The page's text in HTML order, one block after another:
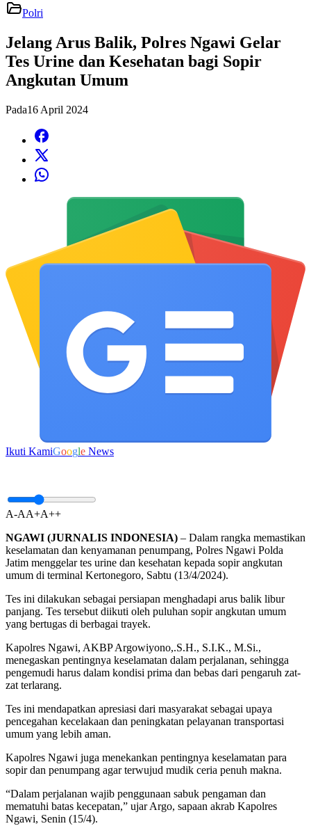
Polri
Jelang Arus Balik, Polres Ngawi Gelar
Tes Urine dan Kesehatan bagi Sopir
Angkutan Umum
Pada16 April 2024
Ikuti KamiGoogle News
A-AA+A++
NGAWI (JURNALIS INDONESIA) – Dalam rangka memastikan
keselamatan dan kenyamanan penumpang, Polres Ngawi Polda
Jatim menggelar tes urine dan kesehatan kepada sopir angkutan
umum di terminal Kertonegoro, Sabtu (13/4/2024).
Tes ini dilakukan sebagai persiapan menghadapi arus balik libur
panjang. Tes tersebut diikuti oleh puluhan sopir angkutan umum
yang bertugas di berbagai trayek.
Kapolres Ngawi, AKBP Argowiyono,.S.H., S.I.K., M.Si.,
menegaskan pentingnya keselamatan dalam perjalanan, sehingga
pengemudi harus dalam kondisi prima dan bebas dari pengaruh zat-
zat terlarang.
Tes ini mendapatkan apresiasi dari masyarakat sebagai upaya
pencegahan kecelakaan dan peningkatan pelayanan transportasi
umum yang lebih aman.
Kapolres Ngawi juga menekankan pentingnya keselamatan para
sopir dan penumpang agar terwujud mudik ceria penuh makna.
“Dalam perjalanan wajib penggunaan sabuk pengaman dan
mematuhi batas kecepatan,” ujar Argo, sapaan akrab Kapolres
Ngawi, Senin (15/4).